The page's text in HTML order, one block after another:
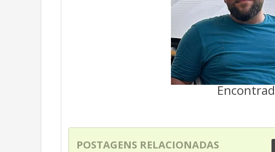
POSTAGENS RELACIONADAS